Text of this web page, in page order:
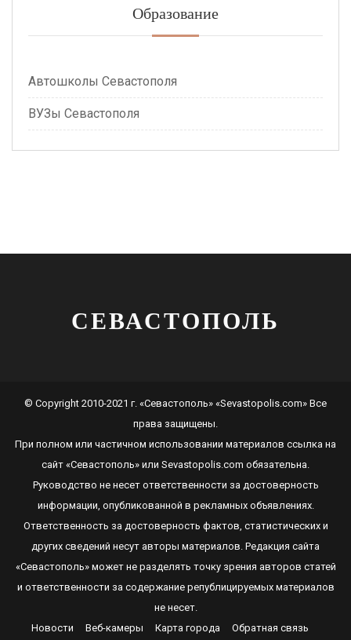
Образование
Автошколы Севастополя
ВУЗы Севастополя
СЕВАСТОПОЛЬ
© Copyright 2010-2021 г. «Севастополь» «Sevastopolis.com» Все
права защищены.
При полном или частичном использовании материалов ссылка на
сайт «Севастополь» или Sevastopolis.com обязательна.
Руководство не несет ответственности за достоверность
информации, опубликованной в рекламных объявлениях.
Ответственность за достоверность фактов, статистических и
других сведений несут авторы материалов. Редакция сайта
«Севастополь»может не разделять точку зрения авторов статей
и ответственности за содержание републицируемых материалов
не несет.
Новости
Веб-камеры Карта города Обратная связь